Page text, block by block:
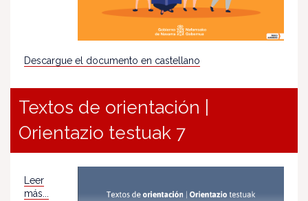
Descargue el documento en castellano
Textos de orientación |
Orientazio testuak 7
Leer
más...